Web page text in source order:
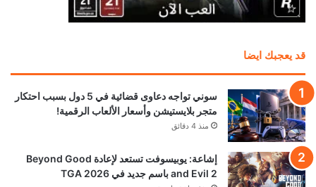
قد يعجبك ايضا
سوني تواجه دعاوى قضائية في 5 دول بسبب احتكار
متجر بلايستيشن وأسعار الألعاب الرقمية!
منذ 4 دقائق
إشاعة: يوبيسوفت تستعد لإعادة Beyond Good
and Evil 2 باسم جديد في TGA 2026